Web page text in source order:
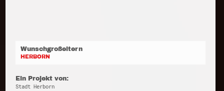
Wunschgroßeltern
HERBORN
Ein Projekt von:
Stadt Herborn